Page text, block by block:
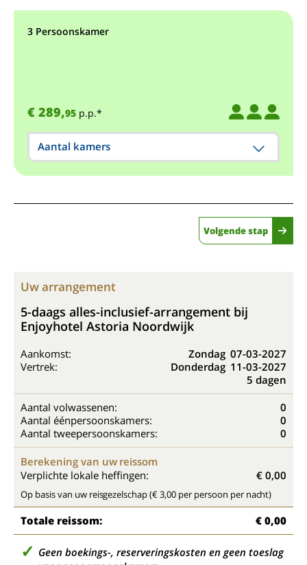
3 Persoonskamer
€ 289,95 p.p.*
Aantal kamers
Volgende stap
Uw arrangement
5-daags alles-inclusief-arrangement bij
Enjoyhotel Astoria Noordwijk
Aankomst: Zondag 07-03-2027
Vertrek:
Donderdag 11-03-2027
5 dagen
Aantal volwassenen:
0
Aantal éénpersoonskamers:
0
Aantal tweepersoonskamers:
0
Berekening van uw reissom
Verplichte lokale heffingen:
€ 0,00
Op basis van uw reisgezelschap (€ 3,00 per persoon per nacht)
Totale reissom: € 0,00
Geen boekings-, reserveringskosten en geen toeslag